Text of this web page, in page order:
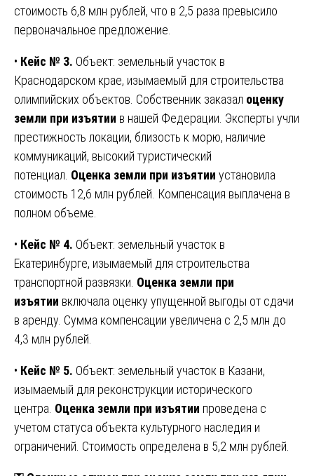
стоимость 6,8 млн рублей, что в 2,5 раза превысило
первоначальное предложение.
• Кейс № 3. Объект: земельный участок в
Краснодарском крае, изымаемый для строительства
олимпийских объектов. Собственник заказал оценку
земли при изъятии в нашей Федерации. Эксперты учли
престижность локации, близость к морю, наличие
коммуникаций, высокий туристический
потенциал. Оценка земли при изъятии установила
стоимость 12,6 млн рублей. Компенсация выплачена в
полном объеме.
• Кейс № 4. Объект: земельный участок в
Екатеринбурге, изымаемый для строительства
транспортной развязки. Оценка земли при
изъятии включала оценку упущенной выгоды от сдачи
в аренду. Сумма компенсации увеличена с 2,5 млн до
4,3 млн рублей.
• Кейс № 5. Объект: земельный участок в Казани,
изымаемый для реконструкции исторического
центра. Оценка земли при изъятии проведена с
учетом статуса объекта культурного наследия и
ограничений. Стоимость определена в 5,2 млн рублей.